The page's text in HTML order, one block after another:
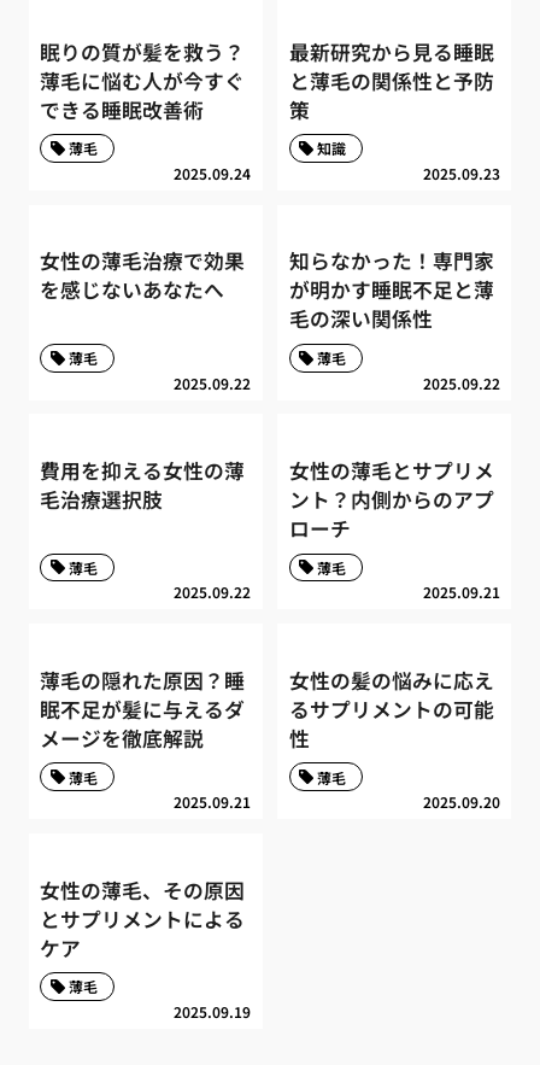
眠りの質が髪を救う？
薄毛に悩む人が今すぐ
できる睡眠改善術
2025.09.24
薄毛
最新研究から見る睡眠
と薄毛の関係性と予防
策
2025.09.23
知識
女性の薄毛治療で効果
を感じないあなたへ
2025.09.22
薄毛
知らなかった！専門家
が明かす睡眠不足と薄
毛の深い関係性
2025.09.22
薄毛
費用を抑える女性の薄
毛治療選択肢
2025.09.22
薄毛
女性の薄毛とサプリメ
ント？内側からのアプ
ローチ
2025.09.21
薄毛
薄毛の隠れた原因？睡
眠不足が髪に与えるダ
メージを徹底解説
2025.09.21
薄毛
女性の髪の悩みに応え
るサプリメントの可能
性
2025.09.20
薄毛
女性の薄毛、その原因
とサプリメントによる
ケア
2025.09.19
薄毛